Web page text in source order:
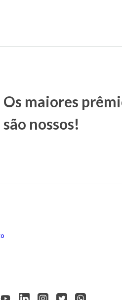
Os maiores
são nossos!